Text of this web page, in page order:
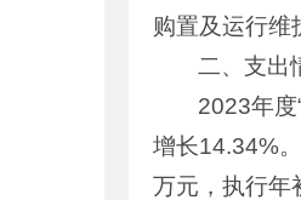
购置及运行
二、支出
2023年
增长14.34%
万元，执行年